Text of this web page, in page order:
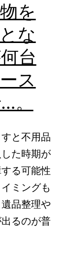
を
な
台
ス
。
と不用品
た時期が
る可能性
ミングも
品整理や
るのが普